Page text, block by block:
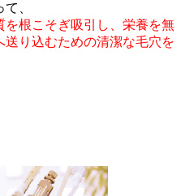
、
根こそぎ吸引し、栄養を無
り込むための清潔な毛穴を